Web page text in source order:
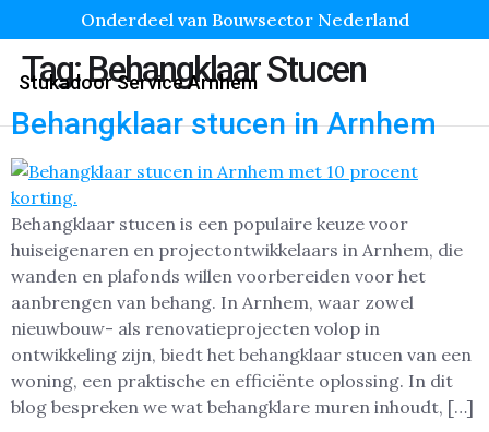
Onderdeel van Bouwsector Nederland
Stukadoor Service Arnhem
Tag:Behangklaar Stucen
Behangklaar stucen in Arnhem
Behangklaar stucen is een populaire keuze voor
huiseigenaren en projectontwikkelaars in Arnhem, die
wanden en plafonds willen voorbereiden voor het
aanbrengen van behang. In Arnhem, waar zowel
nieuwbouw- als renovatieprojecten volop in
ontwikkeling zijn, biedt het behangklaar stucen van een
woning, een praktische en efficiënte oplossing. In dit
blog bespreken we wat behangklare muren inhoudt, […]